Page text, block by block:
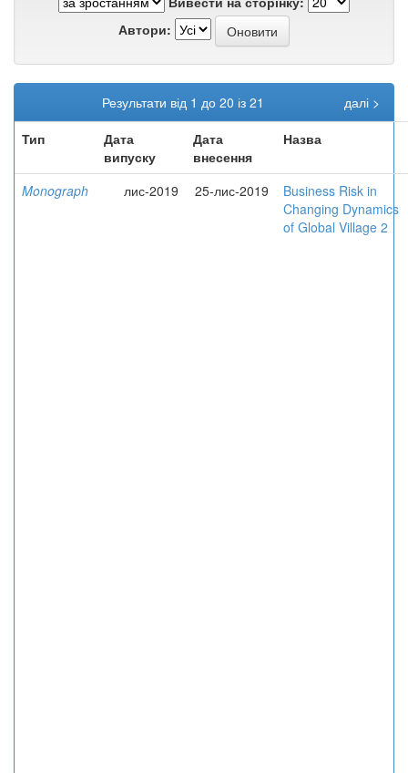
Автори:
Результати від 1 до 20 із 21
далі >
Тип
Дата
випуску
Дата
внесення
Назва
Monograph лис-2019 25-лис-2019
Business Risk in
Changing Dynamics
of Global Village 2